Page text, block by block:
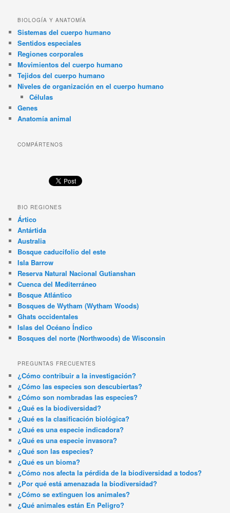
BIOLOGÍA Y ANATOMÍA
Sistemas del cuerpo humano
Sentidos especiales
Regiones corporales
Movimientos del cuerpo humano
Tejidos del cuerpo humano
Niveles de organización en el cuerpo humano
Células
Genes
Anatomía animal
COMPÁRTENOS
BIO REGIONES
Ártico
Antártida
Australia
Bosque caducifolio del este
Isla Barrow
Reserva Natural Nacional Gutianshan
Cuenca del Mediterráneo
Bosque Atlántico
Bosques de Wytham (Wytham Woods)
Ghats occidentales
Islas del Océano Índico
Bosques del norte (Northwoods) de Wisconsin
PREGUNTAS FRECUENTES
¿Cómo contribuir a la investigación?
¿Cómo las especies son descubiertas?
¿Cómo son nombradas las especies?
¿Qué es la biodiversidad?
¿Qué es la clasificación biológica?
¿Qué es una especie indicadora?
¿Qué es una especie invasora?
¿Qué son las especies?
¿Qué es un bioma?
¿Cómo nos afecta la pérdida de la biodiversidad a todos?
¿Por qué está amenazada la biodiversidad?
¿Cómo se extinguen los animales?
¿Qué animales están En Peligro?